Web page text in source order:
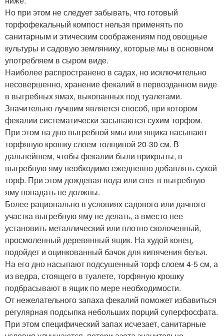
Но при этом не следует забывать, что готовый
торфофекальный компост нельзя применять по
санитарным и этическим соображениям под овощные
культуры и садовую землянику, которые мы в основном
употребляем в сыром виде.
Наиболее распространено в садах, но исключительно
несовершенно, хранение фекалий в первозданном виде
в выгребных ямах, выкопанных под туалетами.
Значительно лучшим является способ, при котором
фекалии систематически засыпаются сухим торфом.
При этом на дно выгребной ямы или ящика насыпают
торфяную крошку слоем толщиной 20-30 см. В
дальнейшем, чтобы фекалии были прикрыты, в
выгребную яму необходимо ежедневно добавлять сухой
торф. При этом дождевая вода или снег в выгребную
яму попадать не должны.
Более рационально в условиях садового или дачного
участка выгребную яму не делать, а вместо нее
установить металлический или плотно сколоченный,
просмоленный деревянный ящик. На худой конец,
подойдет и оцинкованный бачок для кипячения белья.
На его дно насыпают подсушенный торф слоем 4-5 см, а
из ведра, стоящего в туалете, торфяную крошку
подбрасывают в ящик по мере необходимости.
От нежелательного запаха фекалий поможет избавиться
регулярная подсыпка небольших порций суперфосфата.
При этом специфический запах исчезает, санитарные